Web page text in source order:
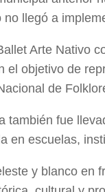
llegó a
Arte Nativo
el objetivo de
de
también fue
en escuelas,
y blanco en